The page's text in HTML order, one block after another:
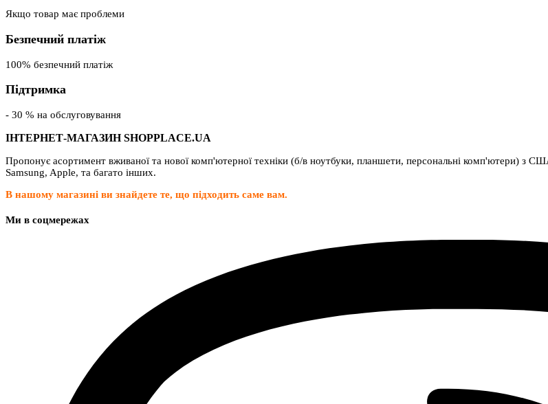
Якщо товар має проблеми
Безпечний платіж
100% безпечний платіж
Підтримка
- 30 % на обслуговування
ІНТЕРНЕТ-МАГАЗИН SHOPPLACE.UA
Пропонує асортимент вживаної та нової комп'ютерної техніки (б/в ноутбуки, планшети, персональні комп'ютери) з
Samsung, Apple, та багато інших.
В нашому магазині ви знайдете те, що підходить саме вам.
Ми в соцмережах